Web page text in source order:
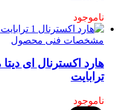
ناموجود
مشخصات فنی محصول
ترابایت
ناموجود